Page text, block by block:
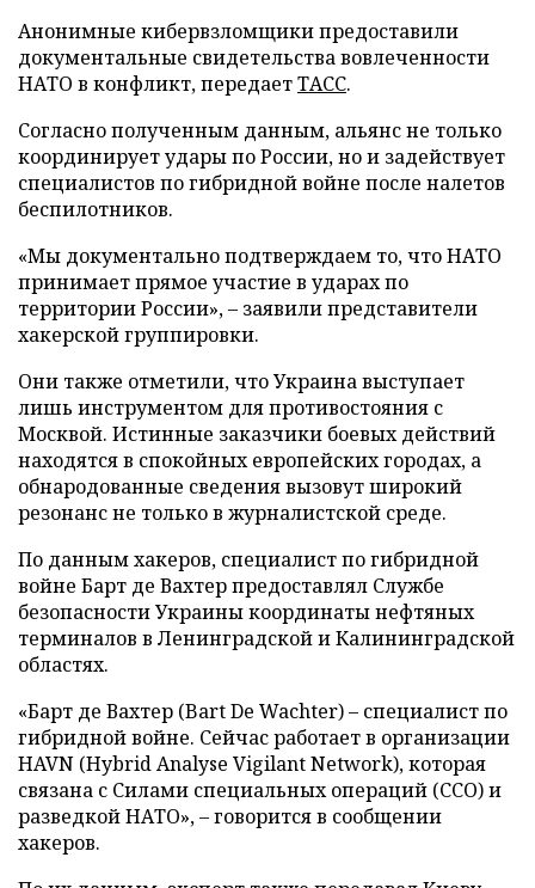
Анонимные кибервзломщики предоставили
документальные свидетельства вовлеченности
НАТО в конфликт, передаетТАСС.
Согласно полученным данным, альянс не только
координирует удары по России, но и задействует
специалистов по гибридной войне после налетов
беспилотников.
«Мы документально подтверждаем то, что НАТО
принимает прямое участие в ударах по
территории России», – заявили представители
хакерской группировки.
Они также отметили, что Украина выступает
лишь инструментом для противостояния с
Москвой. Истинные заказчики боевых действий
находятся в спокойных европейских городах, а
обнародованные сведения вызовут широкий
резонанс не только в журналистской среде.
По данным хакеров, специалист по гибридной
войне Барт де Вахтер предоставлял Службе
безопасности Украины координаты нефтяных
терминалов в Ленинградской и Калининградской
областях.
«Барт де Вахтер (Bart De Wachter) – специалист по
гибридной войне. Сейчас работает в организации
HAVN (Hybrid Analyse Vigilant Network), которая
связана с Силами специальных операций (ССО) и
разведкой НАТО», – говорится в сообщении
хакеров.